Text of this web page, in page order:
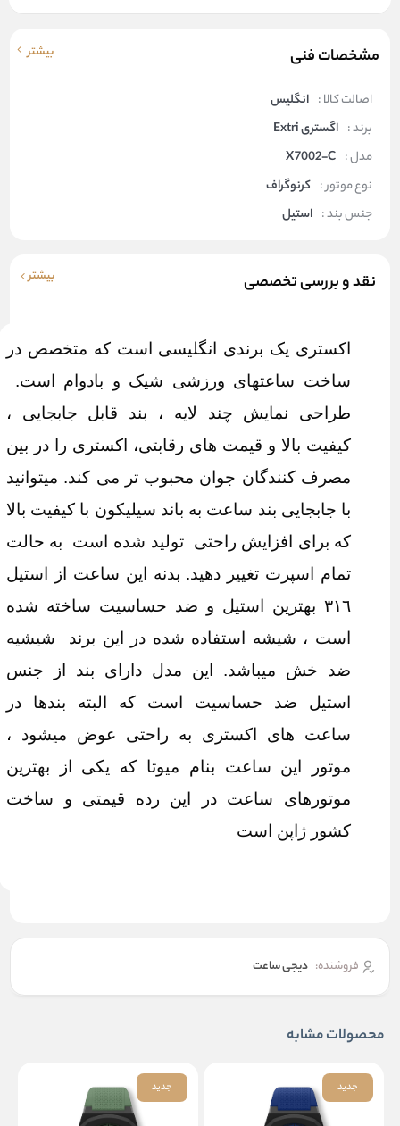
مشخصات فنی بیشتر
اصالت کالا : انگلیس
برند : اگستری Extri
مدل : X7002-C
نوع موتور : کرنوگراف
جنس بند : استیل
نقد و بررسی تخصصی بیشتر
اکستری یک برندی انگلیسی است که متخصص در
ساخت ساعتهای ورزشی شیک و بادوام است.
طراحی نمایش چند لایه ، بند قابل جابجایی ،
کیفیت بالا و قیمت های رقابتی، اکستری را در بین
مصرف کنندگان جوان محبوب تر می کند. میتوانید
با جابجایی بند ساعت به باند سیلیکون با کیفیت بالا
که برای افزایش راحتی تولید شده است به حالت
تمام اسپرت تغییر دهید. بدنه این ساعت از استیل
٣١٦ بهترین استیل و ضد حساسیت ساخته شده
است ، شیشه استفاده شده در این برند شیشیه
ضد خش میباشد. این مدل دارای بند از جنس
استیل ضد حساسیت است که البته بندها در
ساعت های اکستری به راحتی عوض میشود ،
موتور این ساعت بنام میوتا که یکی از بهترین
موتورهای ساعت در این رده قیمتی و ساخت
کشور ژاپن است
فروشنده: دیجی ساعت
محصولات مشابه
جدید جدید